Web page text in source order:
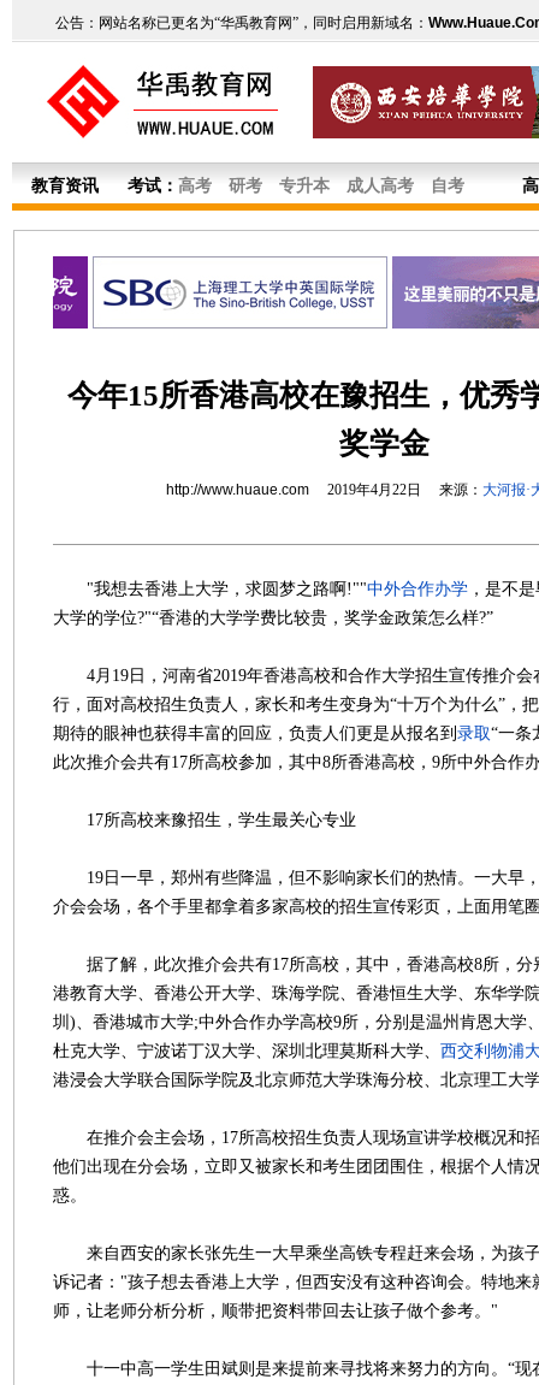
公告：网站名称已更名为“华禹教育网”，同时启用新域名：
教育资讯 考试： 高考 研考 专升本 成人高考 自考
今年15所香港高校在豫招生，优秀
奖学金
http://www.huaue.com2019年4月22日 来源： 大河报·
"我想去香港上大学，求圆梦之路啊!""中外合作办学 ，是不
大学的学位?"“香港的大学学费比较贵，奖学金政策怎么样?”
4月19日，河南省2019年香港高校和合作大学招生宣传推介会
行，面对高校招生负责人，家长和考生变身为“十万个为什么”，
期待的眼神也获得丰富的回应，负责人们更是从报名到 录取“一条
此次推介会共有17所高校参加，其中8所香港高校，9所中外合作
17所高校来豫招生，学生最关心专业
19日一早，郑州有些降温，但不影响家长们的热情。一大早
介会会场，各个手里都拿着多家高校的招生宣传彩页，上面用笔
据了解，此次推介会共有17所高校，其中，香港高校8所，分
港教育大学、香港公开大学、珠海学院、香港恒生大学、东华学
圳)、香港城市大学;中外合作办学高校9所，分别是温州肯恩大学
杜克大学、宁波诺丁汉大学、深圳北理莫斯科大学、 西交利物浦
港浸会大学联合国际学院及北京师范大学珠海分校、北京理工大
在推介会主会场，17所高校招生负责人现场宣讲学校概况和
他们出现在分会场，立即又被家长和考生团团围住，根据个人情
惑。
来自西安的家长张先生一大早乘坐高铁专程赶来会场，为孩
诉记者："孩子想去香港上大学，但西安没有这种咨询会。特地来
师，让老师分析分析，顺带把资料带回去让孩子做个参考。"
十一中高一学生田斌则是来提前来寻找将来努力的方向。“现